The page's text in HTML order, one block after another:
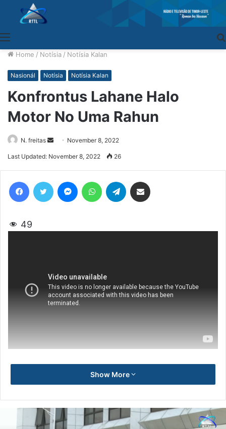
Home / Notísia / Notísia Kalan
Nasionál Notísia Notísia Kalan
Konfrontus Lahane Halo
Motor No Uma Rahun
N. freitas
SendNovember 8, 2022
Last Updated: November 8, 2022 26
49
Show More